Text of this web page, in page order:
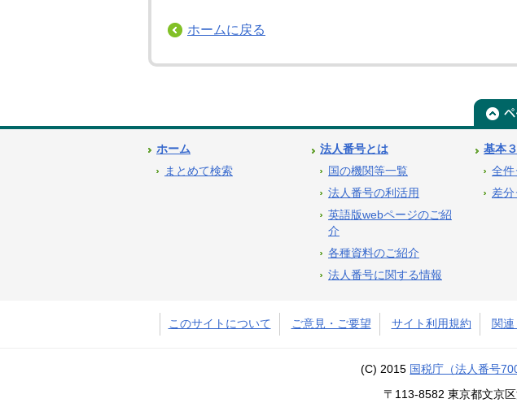
ホームに戻る
ホーム
まとめて検索
法人番号とは
国の機関等一覧
法人番号の利活用
英語版webページのご紹
介
各種資料のご紹介
法人番号に関する情報
基本
全件
差分
このサイトについて ご意見・ご要望 サイト利用規約 関連
(C) 2015 国税庁（法人番号
〒113-8582 東京都文京